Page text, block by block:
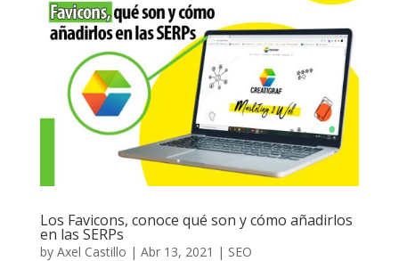
Los Favicons, conoce qué son y cómo añadirlos
en las SERPs
by Axel Castillo | Abr 13, 2021 | SEO